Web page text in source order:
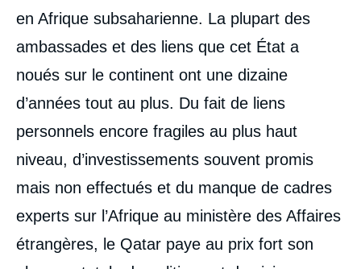
en Afrique subsaharienne. La plupart des
ambassades et des liens que cet État a
noués sur le continent ont une dizaine
d’années tout au plus. Du fait de liens
personnels encore fragiles au plus haut
niveau, d’investissements souvent promis
mais non effectués et du manque de cadres
experts sur l’Afrique au ministère des Affaires
étrangères, le Qatar paye au prix fort son